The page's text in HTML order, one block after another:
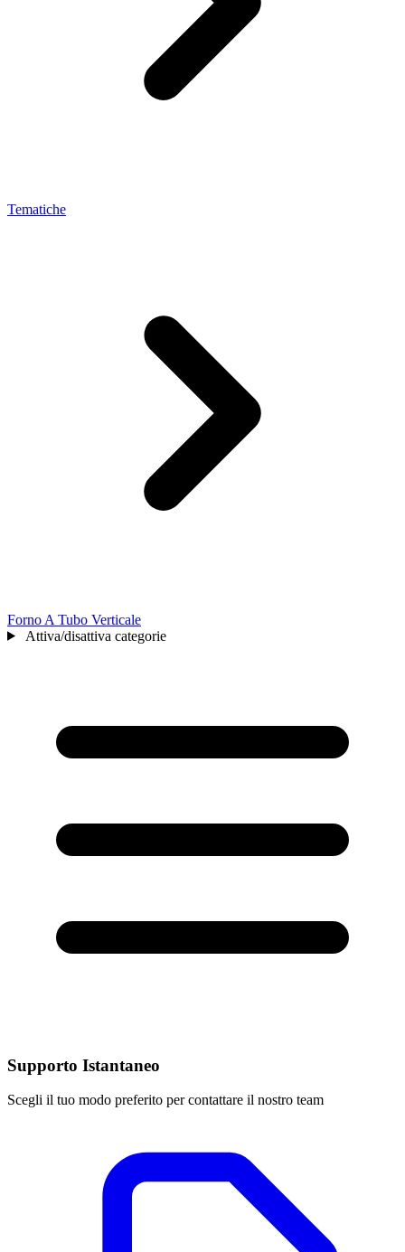
Tematiche
Forno A Tubo Verticale
Attiva/disattiva categorie
Supporto Istantaneo
Scegli il tuo modo preferito per contattare il nostro team